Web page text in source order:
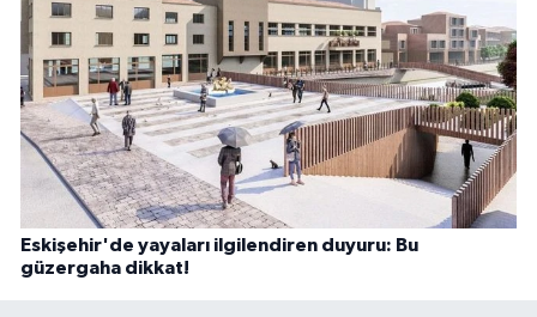
Eskişehir'de yayaları ilgilendiren duyuru: Bu
güzergaha dikkat!